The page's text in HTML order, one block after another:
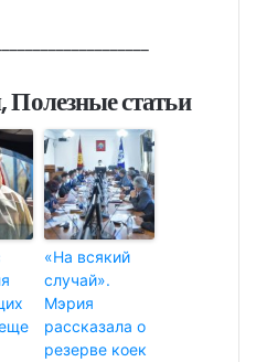
статьи
«На всякий
случай».
Мэрия
рассказала о
резерве коек